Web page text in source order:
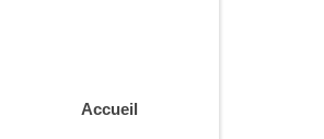
Accueil